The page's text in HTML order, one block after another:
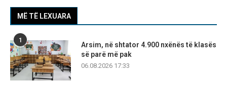
MË TË LEXUARA
1
Arsim, në shtator 4.900 nxënës të klasës
së parë më pak
06.08.2026 17:33